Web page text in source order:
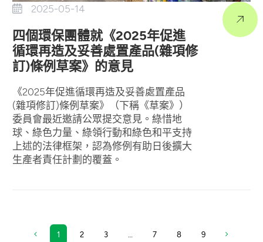
2025-05-14
四個環保團體就《2025年促進
循環再造及妥善處置產品(雜項修
訂)條例草案》的意見
《2025年促進循環再造及妥善處置產品
(雜項修訂)條例草案》（下稱《草案》）
委員會最近邀請公眾提交意見。綠惜地
球、綠色力量、綠領行動和綠色和平支持
上述的法律框架，認為修例有助日後擴大
生產者責任計劃的覆蓋。
1 2 3 7 8 9